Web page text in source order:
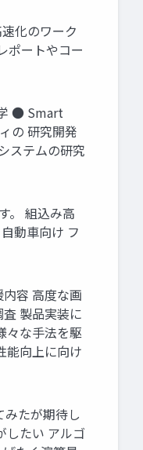
化のワーク
ポートやコー
● Smart
の 研究開発
ステムの研究
。 組込み高
動車向け フ
容 高度な画
製品実装に
々な手法を駆
能向上に向け
たが期待し
したい アルゴ